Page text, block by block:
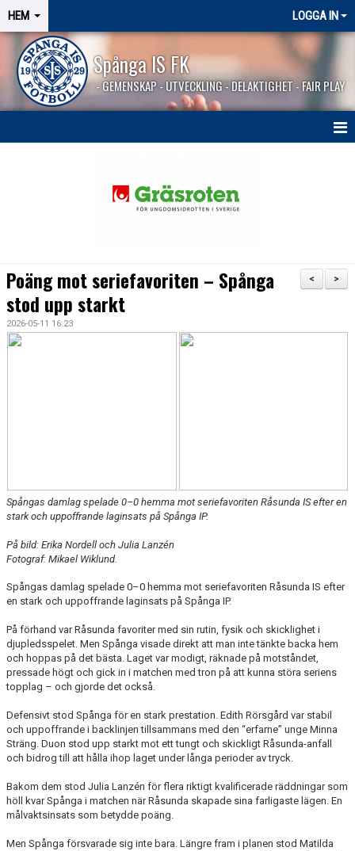
HEM LOGGA IN
Spånga IS FK
- GEMENSKAP - UTVECKLING - DELAKTIGHET - FAIR PLAY
>
<
Poäng mot seriefavoriten – Spånga
stod upp starkt
2026-05-11 16:23
Spångas damlag spelade 0–0 hemma mot seriefavoriten Råsunda IS efter en
stark och uppoffrande laginsats på Spånga IP.
På bild: Erika Nordell och Julia Lanzén
Fotograf: Mikael Wiklund.
Spångas damlag spelade 0–0 hemma mot seriefavoriten Råsunda IS efter
en stark och uppoffrande laginsats på Spånga IP.
På förhand var Råsunda favoriter med sin rutin, fysik och skicklighet i
djupledsspelet. Men Spånga visade direkt att man inte tänkte backa hem
och hoppas på det bästa. Laget var modigt, räknade på motståndet,
pressade högt och gick in i matchen med tron på att kunna störa seriens
topplag – och gjorde det också.
Defensivt stod Spånga för en stark prestation. Edith Rörsgård var stabil
och uppoffrande i backlinjen tillsammans med den “erfarne” unge Minna
Sträng. Duon stod upp starkt mot ett tungt och skickligt Råsunda-anfall
och bidrog till att hålla ihop laget under långa perioder av tryck.
Bakom dem stod Julia Lanzén för flera riktigt kvalificerade räddningar som
höll kvar Spånga i matchen när Råsunda skapade sina farligaste lägen. En
målvaktsinsats som betydde poäng.
Men Spånga försvarade sig inte bara. Längre fram i planen stod Matilda